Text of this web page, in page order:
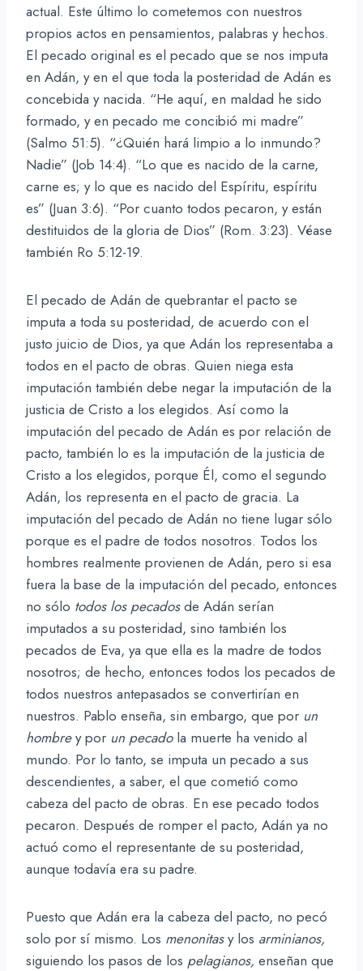
actual. Este último lo cometemos con nuestros
propios actos en pensamientos, palabras y hechos.
El pecado original es el pecado que se nos imputa
en Adán, y en el que toda la posteridad de Adán es
concebida y nacida. “He aquí, en maldad he sido
formado, y en pecado me concibió mi madre”
(Salmo 51:5). “¿Quién hará limpio a lo inmundo?
Nadie” (Job 14:4). “Lo que es nacido de la carne,
carne es; y lo que es nacido del Espíritu, espíritu
es” (Juan 3:6). “Por cuanto todos pecaron, y están
destituidos de la gloria de Dios” (Rom. 3:23). Véase
también Ro 5:12-19.
El pecado de Adán de quebrantar el pacto se
imputa a toda su posteridad, de acuerdo con el
justo juicio de Dios, ya que Adán los representaba a
todos en el pacto de obras. Quien niega esta
imputación también debe negar la imputación de la
justicia de Cristo a los elegidos. Así como la
imputación del pecado de Adán es por relación de
pacto, también lo es la imputación de la justicia de
Cristo a los elegidos, porque Él, como el segundo
Adán, los representa en el pacto de gracia. La
imputación del pecado de Adán no tiene lugar sólo
porque es el padre de todos nosotros. Todos los
hombres realmente provienen de Adán, pero si esa
fuera la base de la imputación del pecado, entonces
no sólo todos los pecadosde Adán serían
imputados a su posteridad, sino también los
pecados de Eva, ya que ella es la madre de todos
nosotros; de hecho, entonces todos los pecados de
todos nuestros antepasados se convertirían en
nuestros. Pablo enseña, sin embargo, que por un
hombrey por un pecado la muerte ha venido al
mundo. Por lo tanto, se imputa un pecado a sus
descendientes, a saber, el que cometió como
cabeza del pacto de obras. En ese pecado todos
pecaron. Después de romper el pacto, Adán ya no
actuó como el representante de su posteridad,
aunque todavía era su padre.
Puesto que Adán era la cabeza del pacto, no pecó
solo por sí mismo. Los menonitasy los arminianos,
siguiendo los pasos de los pelagianos, enseñan que